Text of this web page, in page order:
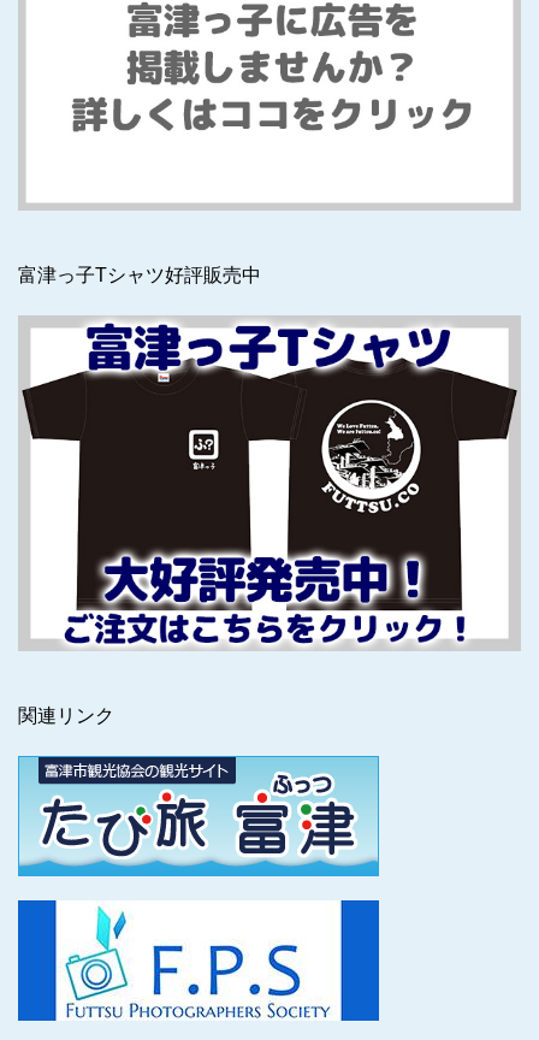
富津っ子Tシャツ好評販売中
関連リンク